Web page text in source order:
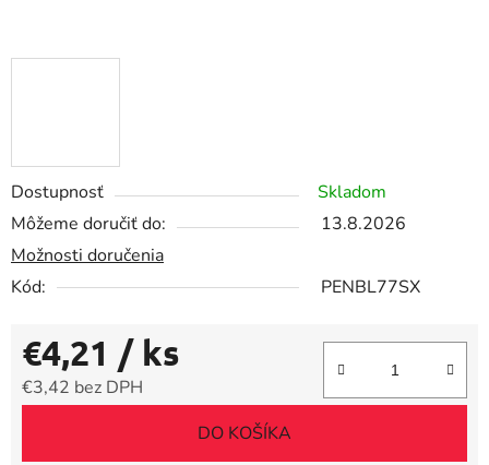
Dostupnosť
Skladom
Môžeme doručiť do:
13.8.2026
Možnosti doručenia
Kód:
PENBL77SX
€4,21 / ks
€3,42 bez DPH
DO KOŠÍKA